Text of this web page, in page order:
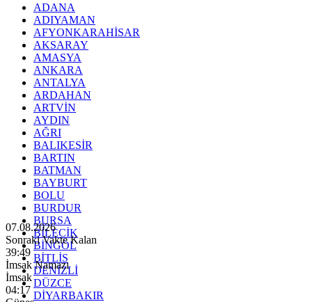
ADANA
ADIYAMAN
AFYONKARAHİSAR
AKSARAY
AMASYA
ANKARA
ANTALYA
ARDAHAN
ARTVİN
AYDIN
AĞRI
BALIKESİR
BARTIN
BATMAN
BAYBURT
BOLU
BURDUR
BURSA
BİLECİK
BİNGÖL
BİTLİS
DENİZLİ
DÜZCE
DİYARBAKIR
07.08.2026
Sonraki Vakte Kalan
39:48
İmsak Namazı
İmsak
04:17